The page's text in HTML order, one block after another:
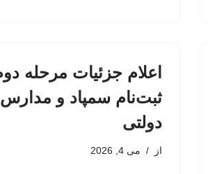
اعلام جزئیات مرحله
ثبت‌نام سمپاد و مدارس
دولتی
از می 4, 2026